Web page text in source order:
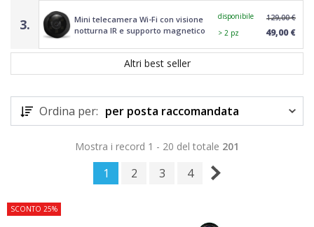
3.
Mini telecamera Wi-Fi con visione
notturna IR e supporto magnetico
disponibile
> 2 pz
129,00 €
49,00 €
Altri best seller
Ordina per: per posta raccomandata
Mostra i record 1 - 20 del totale 201
1 2 3 4
SCONTO 25%